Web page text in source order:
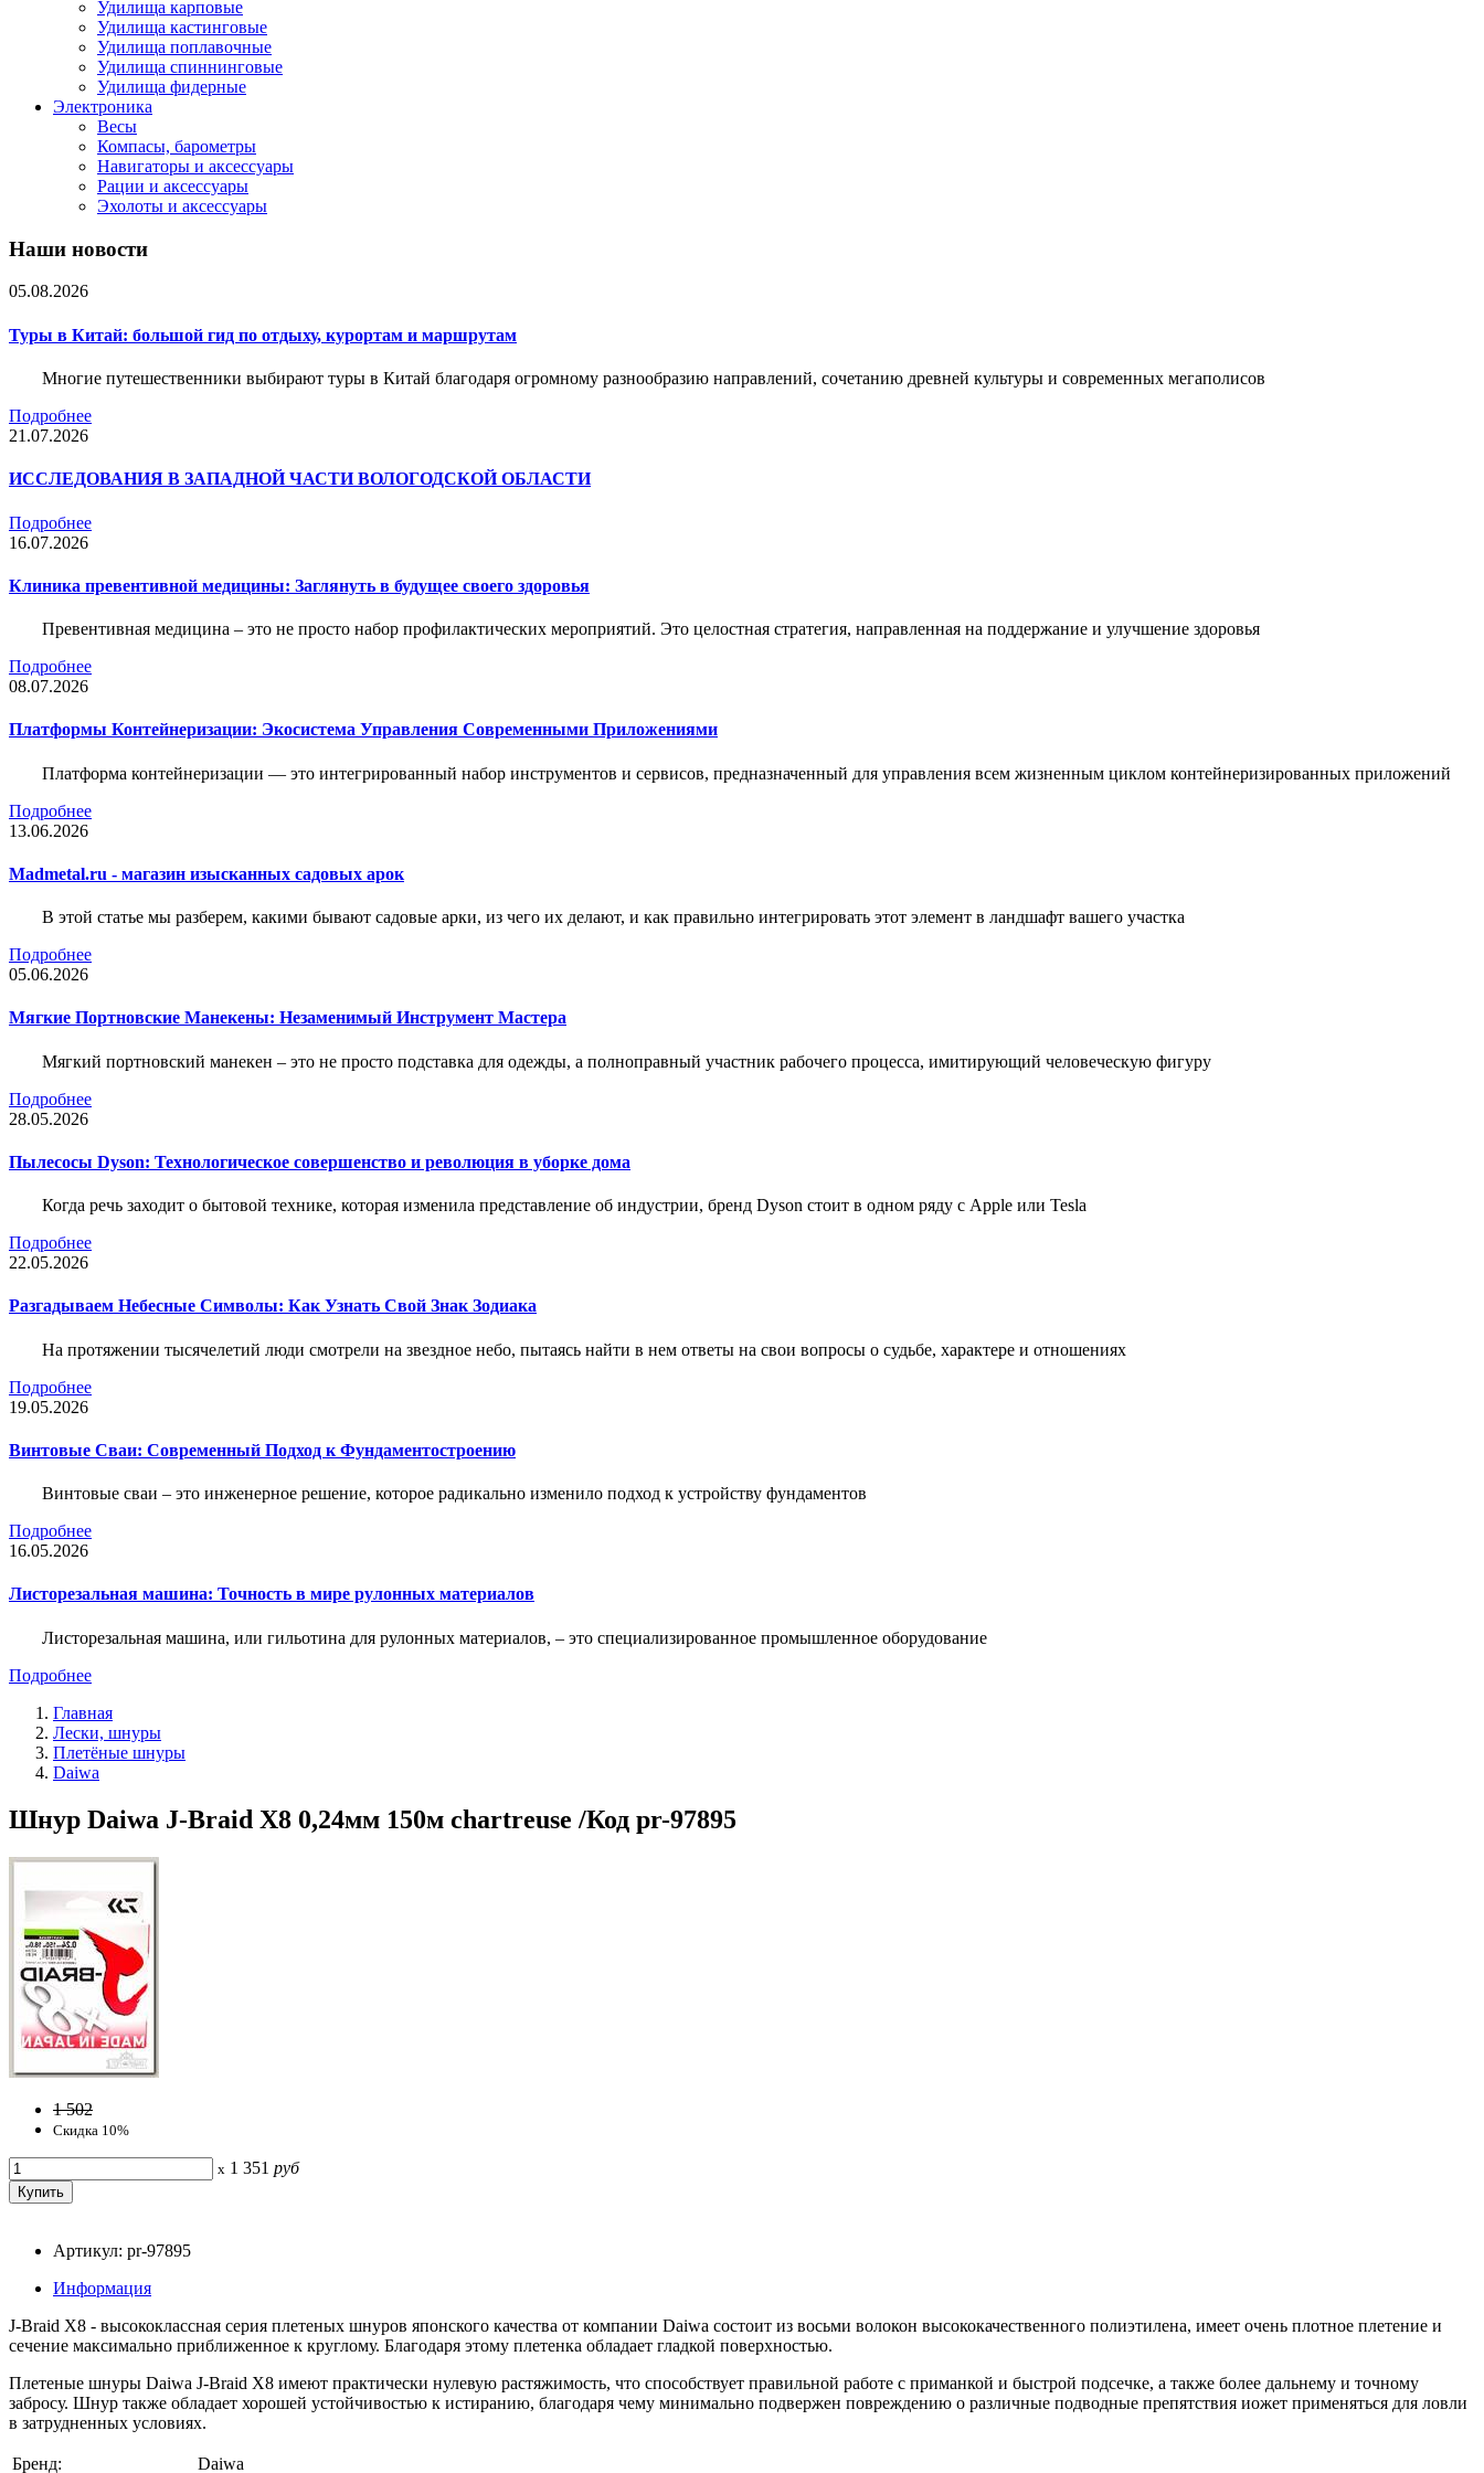
Удилища карповые
Удилища кастинговые
Удилища поплавочные
Удилища спиннинговые
Удилища фидерные
Электроника
Весы
Компасы, барометры
Навигаторы и аксессуары
Рации и аксессуары
Эхолоты и аксессуары
Наши новости
05.08.2026
Туры в Китай: большой гид по отдыху, курортам и маршрутам
Многие путешественники выбирают туры в Китай благодаря огромному разнообразию направлений, сочетанию древней культуры и современных мегаполисов
Подробнее
21.07.2026
ИССЛЕДОВАНИЯ В ЗАПАДНОЙ ЧАСТИ ВОЛОГОДСКОЙ ОБЛАСТИ
Подробнее
16.07.2026
Клиника превентивной медицины: Заглянуть в будущее своего здоровья
Превентивная медицина – это не просто набор профилактических мероприятий. Это целостная стратегия, направленная на поддержание и улучшение здоровья
Подробнее
08.07.2026
Платформы Контейнеризации: Экосистема Управления Современными Приложениями
Платформа контейнеризации — это интегрированный набор инструментов и сервисов, предназначенный для управления всем жизненным циклом контейнеризированных приложений
Подробнее
13.06.2026
Madmetal.ru - магазин изысканных садовых арок
В этой статье мы разберем, какими бывают садовые арки, из чего их делают, и как правильно интегрировать этот элемент в ландшафт вашего участка
Подробнее
05.06.2026
Мягкие Портновские Манекены: Незаменимый Инструмент Мастера
Мягкий портновский манекен – это не просто подставка для одежды, а полноправный участник рабочего процесса, имитирующий человеческую фигуру
Подробнее
28.05.2026
Пылесосы Dyson: Технологическое совершенство и революция в уборке дома
Когда речь заходит о бытовой технике, которая изменила представление об индустрии, бренд Dyson стоит в одном ряду с Apple или Tesla
Подробнее
22.05.2026
Разгадываем Небесные Символы: Как Узнать Свой Знак Зодиака
На протяжении тысячелетий люди смотрели на звездное небо, пытаясь найти в нем ответы на свои вопросы о судьбе, характере и отношениях
Подробнее
19.05.2026
Винтовые Сваи: Современный Подход к Фундаментостроению
Винтовые сваи – это инженерное решение, которое радикально изменило подход к устройству фундаментов
Подробнее
16.05.2026
Листорезальная машина: Точность в мире рулонных материалов
Листорезальная машина, или гильотина для рулонных материалов, – это специализированное промышленное оборудование
Подробнее
Главная
Лески, шнуры
Плетёные шнуры
Daiwa
Шнур Daiwa J-Braid X8 0,24мм 150м chartreuse /Код pr-97895
1 502
Скидка 10%
x 1 351 руб
Артикул: pr-97895
Информация
J-Braid X8 - высококлассная серия плетеных шнуров японского качества от компании Daiwa состоит из восьми волокон высококачественного полиэтилена, имеет очень плотное плетение и
сечение максимально приближенное к круглому. Благодаря этому плетенка обладает гладкой поверхностью.
Плетеные шнуры Daiwa J-Braid X8 имеют практически нулевую растяжимость, что способствует правильной работе с приманкой и быстрой подсечке, а также более дальнему и точному
забросу. Шнур также обладает хорошей устойчивостью к истиранию, благодаря чему минимально подвержен повреждению о различные подводные препятствия иожет применяться для ловли
в затрудненных условиях.
Бренд: Daiwa